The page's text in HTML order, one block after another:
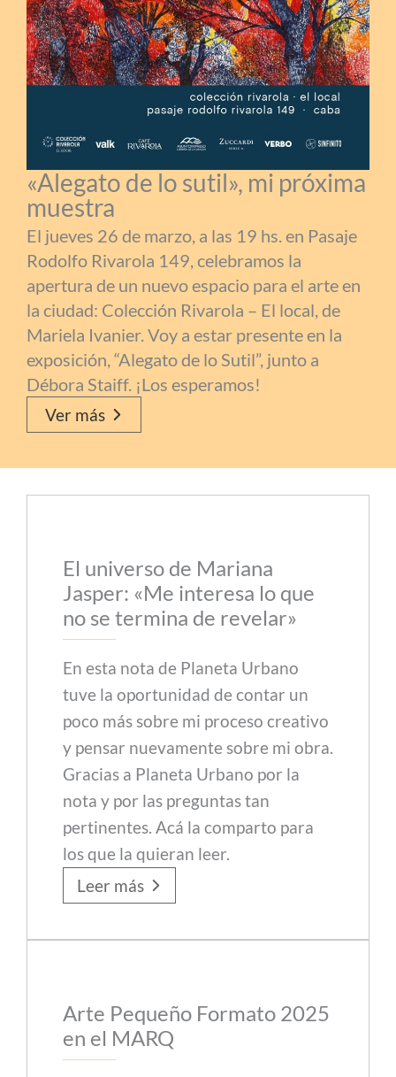
«Alegato de lo sutil», mi próxima
muestra
El jueves 26 de marzo, a las 19 hs. en Pasaje
Rodolfo Rivarola 149, celebramos la
apertura de un nuevo espacio para el arte en
la ciudad: Colección Rivarola – El local, de
Mariela Ivanier. Voy a estar presente en la
exposición, “Alegato de lo Sutil”, junto a
Débora Staiff. ¡Los esperamos!
Ver más
El universo de Mariana
Jasper: «Me interesa lo que
no se termina de revelar»
En esta nota de Planeta Urbano
tuve la oportunidad de contar un
poco más sobre mi proceso creativo
y pensar nuevamente sobre mi obra.
Gracias a Planeta Urbano por la
nota y por las preguntas tan
pertinentes. Acá la comparto para
los que la quieran leer.
Leer más
Arte Pequeño Formato 2025
en el MARQ